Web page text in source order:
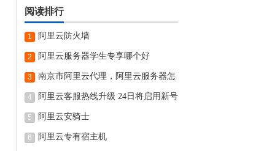
阅读排行
1 阿里云防火墙
2 阿里云服务器学生专享哪个好
3 南京市阿里云代理，阿里云服务器怎
4 阿里云客服热线升级 24日将启用新号
5 阿里云安骑士
6 阿里云专有宿主机